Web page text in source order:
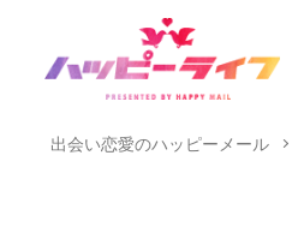
出会い恋愛のハッピーメール